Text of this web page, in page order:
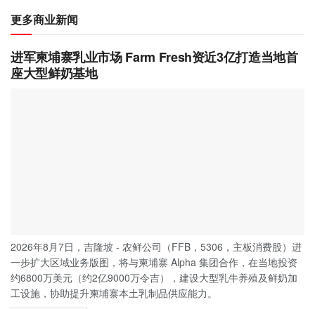
更多商业新闻
进军柬埔寨乳业市场 Farm Fresh资近3亿打造当地首
座大型鲜奶基地
2026年8月7日，吉隆坡 - 农鲜公司（FFB，5306，主板消费股）进
一步扩大区域业务版图，将与柬埔寨 Alpha 集团合作，在当地投资
约6800万美元（约2亿9000万令吉），建设大型乳牛养殖及鲜奶加
工设施，协助提升柬埔寨本土乳制品供应能力。